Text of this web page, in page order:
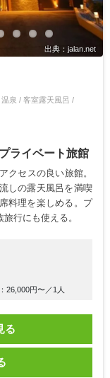
出典：jalan.net
泉 / 客室露天風呂 /
ライベート旅館
クセスの良い旅館。
しの露天風呂を満喫
料理を楽しめる。プ
行にも使える。
26,000円〜／1人
る